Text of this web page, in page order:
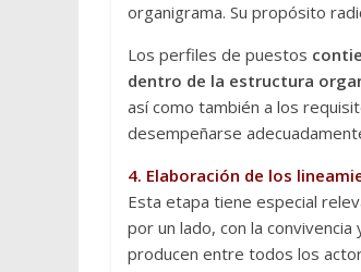
organigrama. Su propósito
Los perfiles de puestos
dentro de la estructura
así como también a los
desempeñarse
4. Elaboración de los
Esta etapa tiene especial
por un lado, con la
producen entre todos los